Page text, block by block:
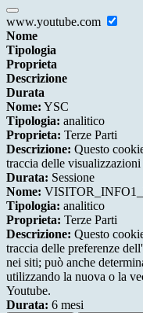
www.youtube.com
Nome
Tipologia
Proprieta
Descrizione
Durata
Nome: YSC
Tipologia: analitico
Proprieta: Terze Parti
Descrizione: Questo
traccia delle
Durata: Sessione
Nome:
Tipologia: analitico
Proprieta: Terze Parti
Descrizione: Questo
traccia delle preferenze
nei siti; può anche
utilizzando la nuova o la
Youtube.
Durata: 6 mesi